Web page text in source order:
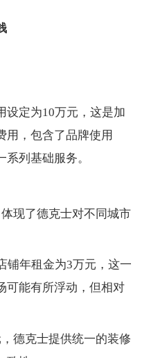
定为10万元，这是加
用，包含了品牌使用
列基础服务。
现了德克士对不同城市
年租金为3万元，这一
可能有所浮动，但相对
德克士提供统一的装修